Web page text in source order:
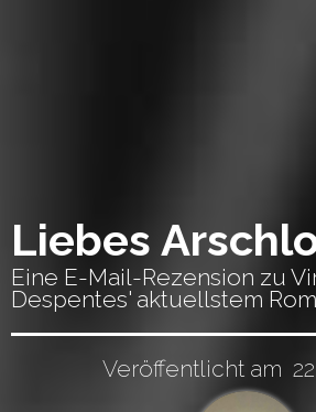
Liebes
Eine E-Mail-Rezension zu
Despentes' aktuellstem
Veröffentlicht am